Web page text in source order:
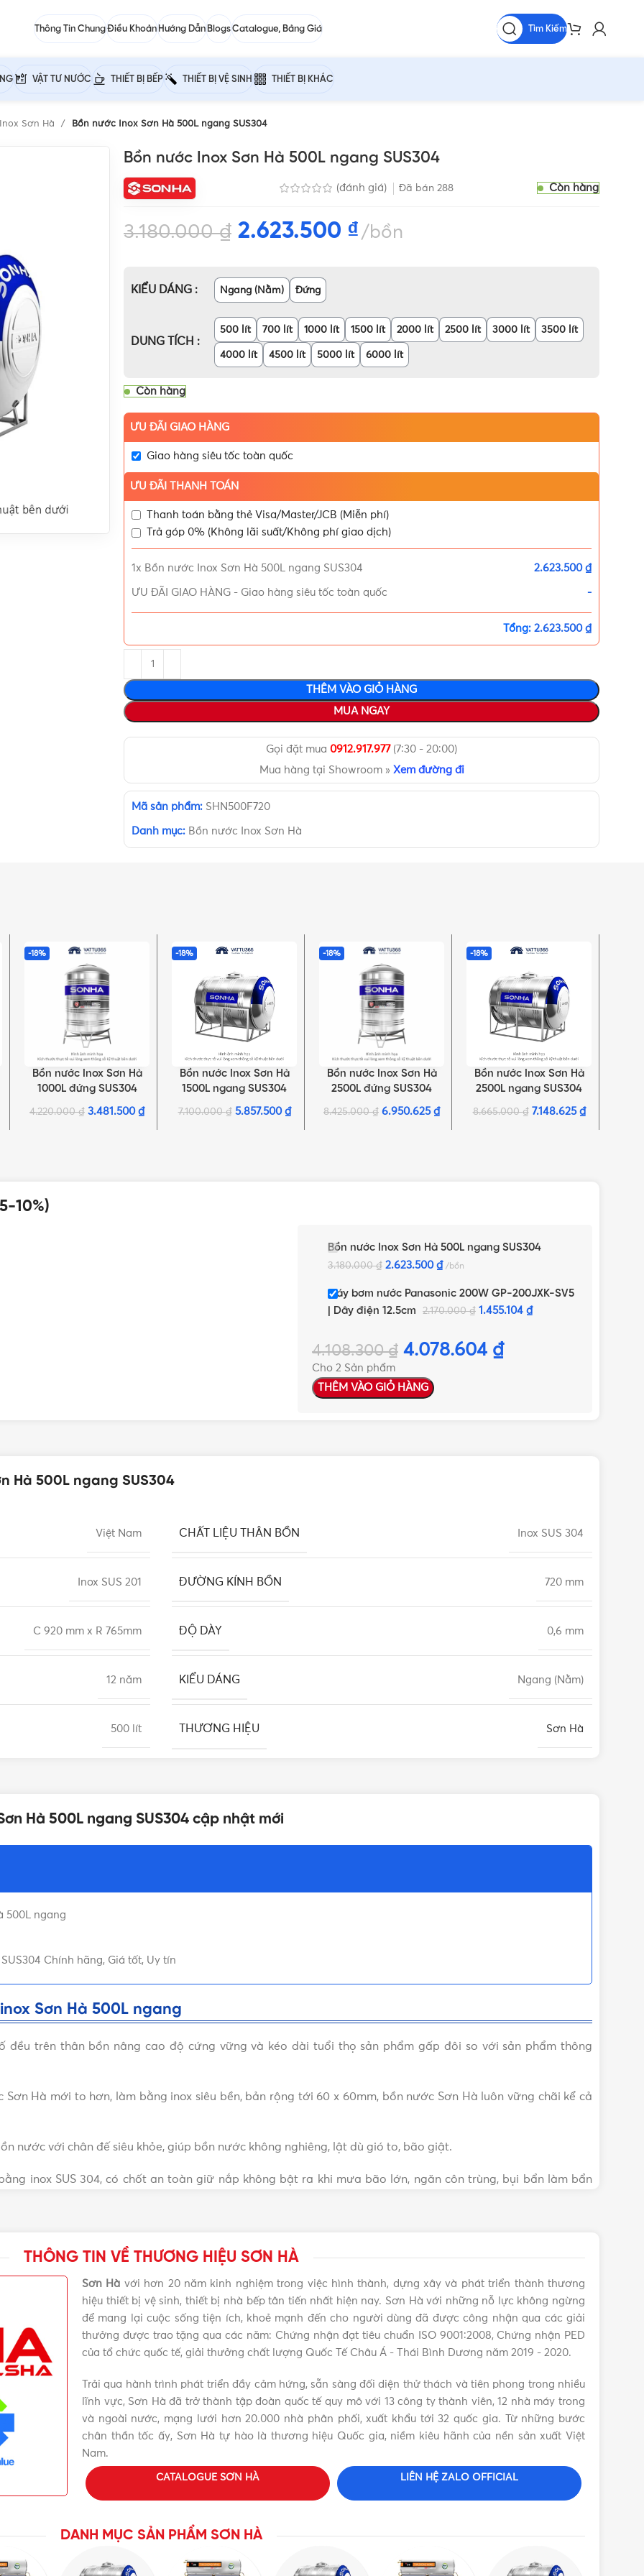
Thông Tin ChungĐiều Khoản Hướng Dẫn BlogsCatalogue, Bảng Giá Tìm Kiếm
VẬT TƯ NƯỚC THIẾT BỊ BẾP THIẾT BỊ VỆ SINH THIẾT BỊ KHÁC
Sơn Hà Bồn nước Inox Sơn Hà 500L ngang SUS304
Bồn nước Inox Sơn Hà 500L ngang SUS304
(đánh giá) Đã bán 288 Còn hàng
3.180.000₫ 2.623.500 ₫ bồn
KIỂU DÁNG Ngang (Nằm) Đứng
DUNG TÍCH
500 lít 700 lít 1000 lít 1500 lít 2000 lít 2500 lít 3000 lít 3500 lít
4000 lít 4500 lít 5000 lít 6000 lít
Còn hàng
ƯU ĐÃI GIAO HÀNG
Giao hàng siêu tốc toàn quốc
ƯU ĐÃI THANH TOÁN
Thanh toán bằng thẻ Visa/Master/JCB (Miễn phí)
Trả góp 0% (Không lãi suất/Không phí giao dịch)
1x Bồn nước Inox Sơn Hà 500L ngang SUS304 2.623.500 ₫
ƯU ĐÃI GIAO HÀNG - Giao hàng siêu tốc toàn quốc -
Tổng: 2.623.500 ₫
THÊM VÀO GIỎ HÀNG
MUA NGAY
Gọi đặt mua 0912.917.977(7:30 - 20:00)
Mua hàng tại Showroom » Xem đường đi
Mã sản phẩm: SHN500F720
Danh mục: Bồn nước Inox Sơn Hà
-18%
THÊM VÀO GIỎ HÀNG
Bồn nước Inox Sơn Hà
1000L đứng SUS304
4.220.000₫ 3.481.500 ₫
-18%
THÊM VÀO GIỎ HÀNG
Bồn nước Inox Sơn Hà
1500L ngang SUS304
7.100.000₫ 5.857.500 ₫
-18%
THÊM VÀO GIỎ HÀNG
Bồn nước Inox Sơn Hà
2500L đứng SUS304
8.425.000₫ 6.950.625 ₫
-18%
THÊM VÀO GIỎ HÀNG
Bồn nước Inox Sơn Hà
2500L ngang SUS304
8.665.000₫ 7.148.625 ₫
10%)
Bồn nước Inox Sơn Hà 500L ngang SUS304
3.180.000₫ 2.623.500 ₫ bồn
Máy bơm nước Panasonic 200W GP-200JXK-SV5
| Dây điện 12.5cm
2.170.000₫ 1.455.104 ₫
4.108.300₫ 4.078.604 ₫
Cho 2 Sản phẩm
THÊM VÀO GIỎ HÀNG
Hà 500L ngang SUS304
Việt Nam CHẤT LIỆU THÂN BỒN Inox SUS 304
Inox SUS 201 ĐƯỜNG KÍNH BỒN 720 mm
C 920 mm x R 765mm ĐỘ DÀY 0,6 mm
12 năm KIỂU DÁNG Ngang (Nằm)
500 lít THƯƠNG HIỆU Sơn Hà
Sơn Hà ,Giá téc nước Sơn
Hà 500L ngang SUS304 cập nhật mới
500L ngang
Chính hãng, Giá tốt, Uy tín
Sơn Hà 500L ngang
đều trên thân bồn nâng cao độ cứng vững và kéo dài tuổi thọ sản phẩm gấp đôi so với sản phẩm thông
Sơn Hà mới to hơn, làm bằng inox siêu bền, bản rộng tới 60 x 60mm, bồn nước Sơn Hà luôn vững chãi kể cả
nước với chân đế siêu khỏe, giúp bồn nước không nghiêng, lật dù gió to, bão giật.
inox SUS 304, có chốt an toàn giữ nắp không bật ra khi mưa bão lớn, ngăn côn trùng, bụi bẩn làm bẩn
mềm mại, đẹp hiện đại, sơn trực tiếp trên thân bồn và dập nổi tại đầu, đáy bồn, nắp bịt, được thiết kế để
tránh được các tác động của môi trường khiến sản phẩm bị ô-xi hóa, ví dụ như các vị trí gần bếp, biển…
ngang SUS304 Chính hãng, Giá tốt, Uy tín
được tư vấn mua sản phẩm Bồn nước Inox Sơn Hà 500L ngang SUS304 chính hãng với giá tốt nhất nhé! Rất
THÔNG TIN VỀ THƯƠNG HIỆU SƠN HÀ
Sơn Hà với hơn 20 năm kinh nghiệm trong việc hình thành, dựng xây và phát triển thành thương
hiệu thiết bị vệ sinh, thiết bị nhà bếp tân tiến nhất hiện nay. Sơn Hà với những nỗ lực không ngừng
để mang lại cuộc sống tiện ích, khoẻ mạnh đến cho người dùng đã được công nhận qua các giải
thưởng được trao tặng qua các năm: Chứng nhận đạt tiêu chuẩn ISO 9001:2008, Chứng nhận PED
của tổ chức quốc tế, giải thưởng chất lượng Quốc Tế Châu Á - Thái Bình Dương năm 2019 - 2020.
Trải qua hành trình phát triển đầy cảm hứng, sẵn sàng đối diện thử thách và tiên phong trong nhiều
lĩnh vực, Sơn Hà đã trở thành tập đoàn quốc tế quy mô với 13 công ty thành viên, 12 nhà máy trong
và ngoài nước, mạng lưới hơn 20.000 nhà phân phối, xuất khẩu tới 32 quốc gia. Từ những bước
chân thần tốc ấy, Sơn Hà tự hào là thương hiệu Quốc gia, niềm kiêu hãnh của nền sản xuất Việt
Nam.
CATALOGUE SƠN HÀ LIÊN HỆ ZALO OFFICIAL
DANH MỤC SẢN PHẨM SƠN HÀ